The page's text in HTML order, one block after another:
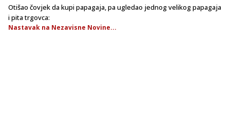
Otišao čovjek da kupi papagaja, pa ugledao jednog velikog papagaja
i pita trgovca:
Nastavak na Nezavisne Novine...